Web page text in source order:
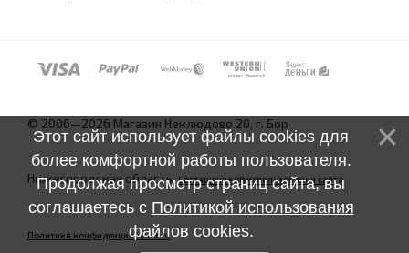
© 2006—2026 Магазин Неклюдово 20, г. Бор
Нижегородская область.Соглашение об использовании сайта
Политика конфиденциальности
Этот сайт использует файлы cookies для
более комфортной работы пользователя.
Продолжая просмотр страниц сайта, вы
соглашаетесь с Политикой использования
файлов cookies.